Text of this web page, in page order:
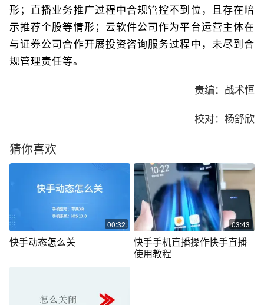
形；直播业务推广过程中合规管控不到位，且存在暗
示推荐个股等情形；云软件公司作为平台运营主体在
与证券公司合作开展投资咨询服务过程中，未尽到合
规管理责任等。
责编：战术恒
校对：杨舒欣
猜你喜欢
00:32
快手动态怎么关
03:43
快手手机直播操作快手直播
使用教程